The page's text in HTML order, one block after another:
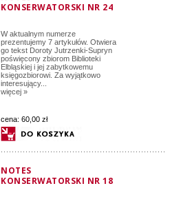
KONSERWATORSKI NR 24
W aktualnym numerze
prezentujemy 7 artykułów. Otwiera
go tekst Doroty Jutrzenki-Supryn
poświęcony zbiorom Biblioteki
Elbląskiej i jej zabytkowemu
księgozbiorowi. Za wyjątkowo
interesujący...
więcej »
cena: 60,00 zł
NOTES
KONSERWATORSKI NR 18